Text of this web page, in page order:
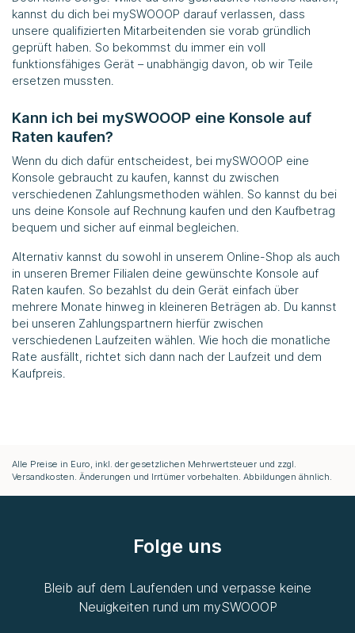
kannst du dich bei mySWOOOP darauf verlassen, dass
unsere qualifizierten Mitarbeitenden sie vorab gründlich
geprüft haben. So bekommst du immer ein voll
funktionsfähiges Gerät – unabhängig davon, ob wir Teile
ersetzen mussten.
Kann ich bei mySWOOOP eine Konsole auf
Raten kaufen?
Wenn du dich dafür entscheidest, bei mySWOOOP eine
Konsole gebraucht zu kaufen, kannst du zwischen
verschiedenen Zahlungsmethoden wählen. So kannst du bei
uns deine Konsole auf Rechnung kaufen und den Kaufbetrag
bequem und sicher auf einmal begleichen.
Alternativ kannst du sowohl in unserem Online-Shop als auch
in unseren Bremer Filialen deine gewünschte Konsole auf
Raten kaufen. So bezahlst du dein Gerät einfach über
mehrere Monate hinweg in kleineren Beträgen ab. Du kannst
bei unseren Zahlungspartnern hierfür zwischen
verschiedenen Laufzeiten wählen. Wie hoch die monatliche
Rate ausfällt, richtet sich dann nach der Laufzeit und dem
Kaufpreis.
Alle Preise in Euro, inkl. der gesetzlichen Mehrwertsteuer und zzgl.
Versandkosten. Änderungen und Irrtümer vorbehalten. Abbildungen ähnlich.
Folge uns
Bleib auf dem Laufenden und verpasse keine
Neuigkeiten rund um mySWOOOP